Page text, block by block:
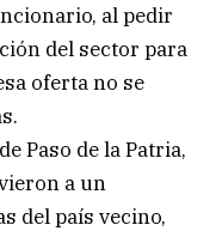
al pedir
del sector para
oferta no se
Paso de la Patria,
a un
del país vecino,